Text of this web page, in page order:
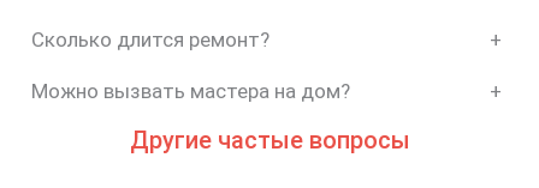
Сколько длится ремонт? +
Можно вызвать мастера на дом? +
Другие частые вопросы